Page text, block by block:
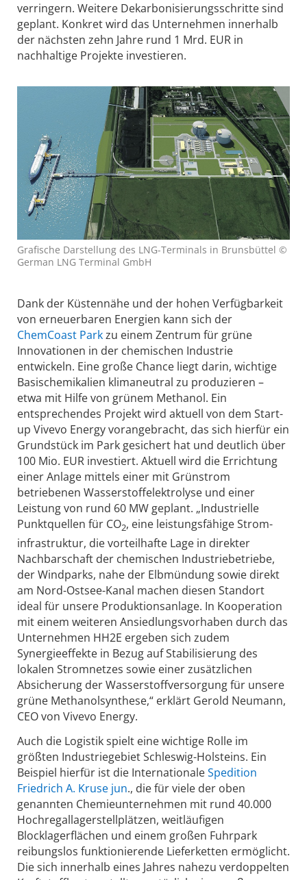
verringern. Weitere Dekarbonisierungsschritte sind
geplant. Konkret wird das Unternehmen innerhalb
der nächsten zehn Jahre rund 1 Mrd. EUR in
nachhaltige Projekte investieren.
Grafische Darstellung des LNG-Terminals in Brunsbüttel ©
German LNG Terminal GmbH
Dank der Küstennähe und der hohen Verfügbarkeit
von erneuerbaren Energien kann sich der
ChemCoast Parkzu einem Zentrum für grüne
Innovationen in der chemischen Industrie
entwickeln. Eine große Chance liegt darin, wichtige
Basis­chemikalien klimaneutral zu produzieren –
etwa mit Hilfe von grünem Methanol. Ein
entsprechendes Projekt wird aktuell von dem Start-
up Vivevo Energy vorangebracht, das sich hierfür ein
Grundstück im Park gesichert hat und deutlich über
100 Mio. EUR investiert. Aktuell wird die Errichtung
einer Anlage mittels einer mit Grünstrom
betriebenen Wasserstoffelektrolyse und einer
Leistung von rund 60 MW geplant. „Industrielle
Punktquellen für CO2, eine leistungsfähige Strom­
infrastruktur, die vorteilhafte Lage in direkter
Nachbarschaft der chemischen Industriebetriebe,
der Windparks, nahe der Elbmündung sowie direkt
am Nord-Ostsee-Kanal machen diesen Standort
ideal für unsere Produktionsanlage. In Kooperation
mit einem weiteren Ansiedlungsvorhaben durch das
Unternehmen HH2E ergeben sich zudem
Synergieeffekte in Bezug auf Stabilisierung des
lokalen Strom­netzes sowie einer zusätzlichen
Absicherung der Wasserstoffversorgung für unsere
grüne Methanolsynthese,“ erklärt Gerold Neumann,
CEO von Vivevo Energy.
Auch die Logistik spielt eine wichtige Rolle im
größten Industriegebiet Schleswig-Holsteins. Ein
Beispiel hierfür ist die InternationaleSpedition
Friedrich A. Kruse jun., die für viele der oben
genannten Chemieunternehmen mit rund 40.000
Hochregallagerstellplätzen, weitläufigen
Blocklagerflächen und einem großen Fuhrpark
reibungslos funktionierende Lieferketten ermöglicht.
Die sich innerhalb eines Jahres nahezu verdoppelten